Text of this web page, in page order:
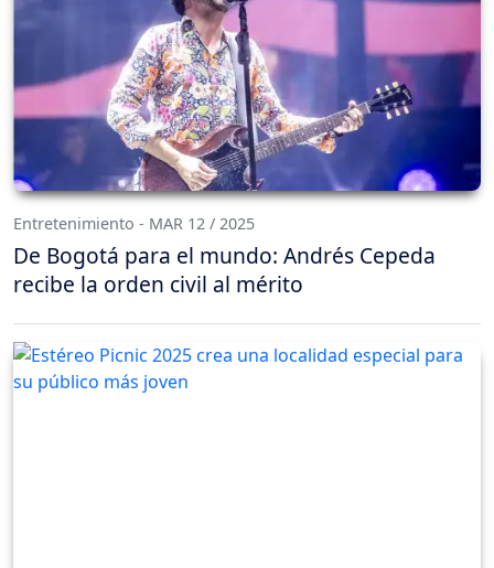
Entretenimiento - MAR 12 / 2025
De Bogotá para el mundo: Andrés Cepeda
recibe la orden civil al mérito